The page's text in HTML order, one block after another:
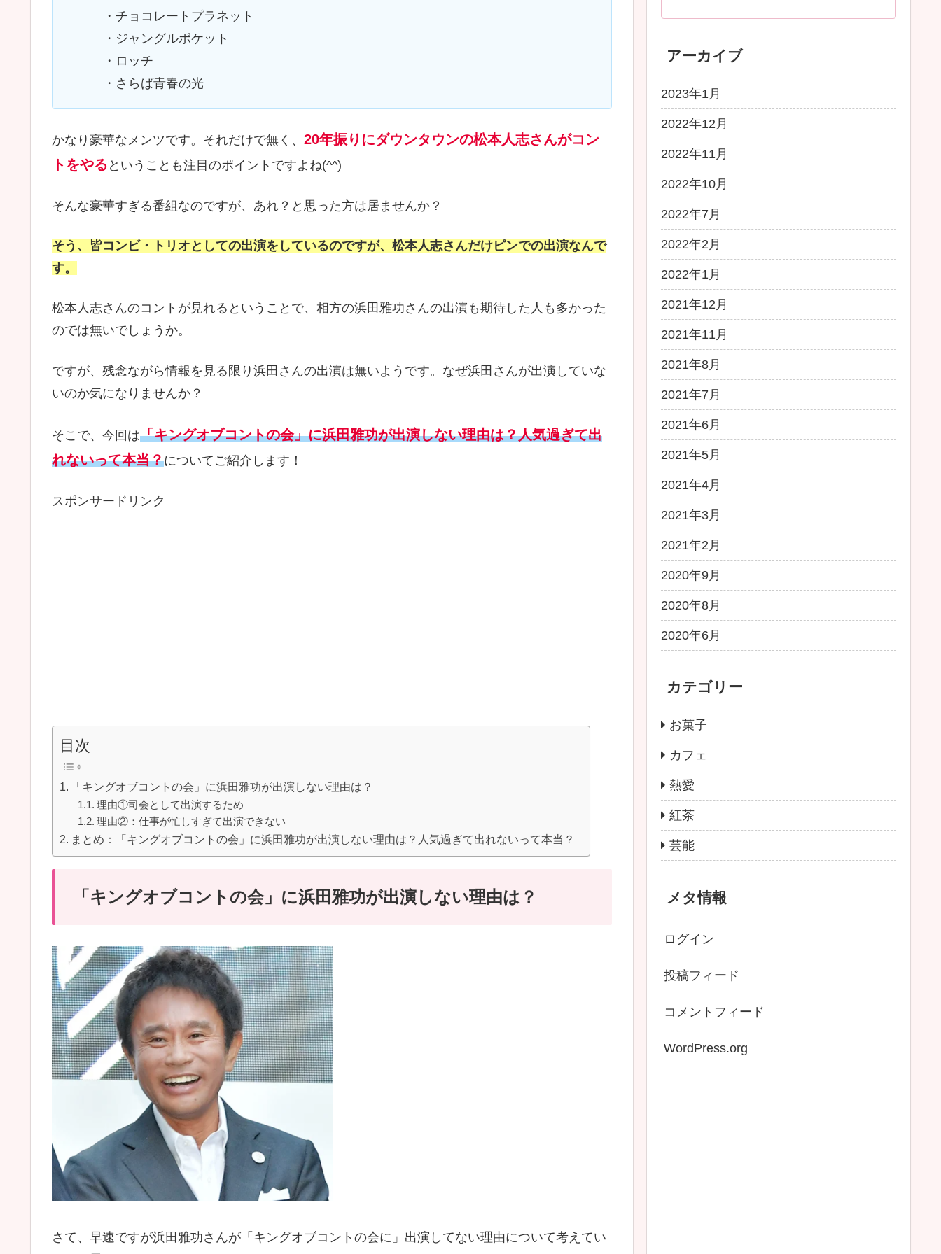
・チョコレートプラネット
・ジャングルポケット
・ロッチ
・さらば青春の光
かなり豪華なメンツです。それだけで無く、 20年振りにダウンタウンの松本人志さんがコン
トをやる ということも注目のポイントですよね(^^)
そんな豪華すぎる番組なのですが、あれ？と思った方は居ませんか？
そう、皆コンビ・トリオとしての出演をしているのですが、松本人志さんだけピンでの出演なんで
す。
松本人志さんのコントが見れるということで、相方の浜田雅功さんの出演も期待した人も多かった
のでは無いでしょうか。
ですが、残念ながら情報を見る限り浜田さんの出演は無いようです。なぜ浜田さんが出演していな
いのか気になりませんか？
そこで、今回は「キングオブコントの会」に浜田雅功が出演しない理由は？人気過ぎて出
れないって本当？についてご紹介します！
スポンサードリンク
目次
「キングオブコントの会」に浜田雅功が出演しない理由は？
理由①司会として出演するため
理由②：仕事が忙しすぎて出演できない
まとめ：「キングオブコントの会」に浜田雅功が出演しない理由は？人気過ぎて出れないって本当？
「キングオブコントの会」に浜田雅功が出演しない理由は？
さて、早速ですが浜田雅功さんが「キングオブコントの会に」出演してない理由について考えてい
アーカイブ
2023年1月
2022年12月
2022年11月
2022年10月
2022年7月
2022年2月
2022年1月
2021年12月
2021年11月
2021年8月
2021年7月
2021年6月
2021年5月
2021年4月
2021年3月
2021年2月
2020年9月
2020年8月
2020年6月
カテゴリー
お菓子
カフェ
熱愛
紅茶
芸能
メタ情報
ログイン
投稿フィード
コメントフィード
WordPress.org